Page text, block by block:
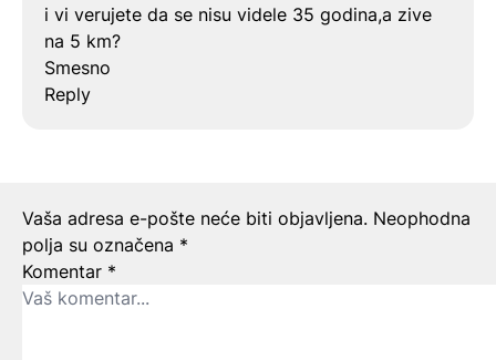
i vi verujete da se nisu videle 35 godina,a zive
na 5 km?
Smesno
Reply
Ostavite odgovor
Vaša adresa e-pošte neće biti objavljena. Neophodna
polja su označena *
Komentar *